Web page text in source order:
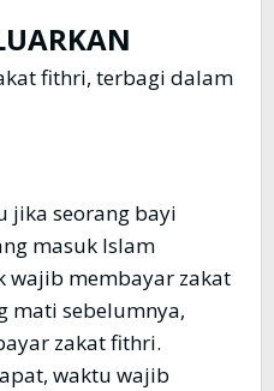
fithri, terbagi dalam
jika seorang bayi
masuk Islam
wajib membayar zakat
mati sebelumnya,
zakat fithri.
waktu wajib